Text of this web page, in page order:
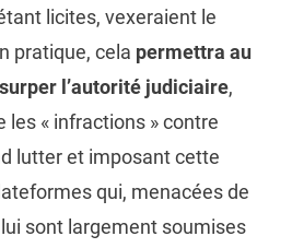
licites, vexeraient le
pratique, cela permettra au
l’autorité judiciaire,
« infractions » contre
lutter et imposant cette
qui, menacées de
sont largement soumises